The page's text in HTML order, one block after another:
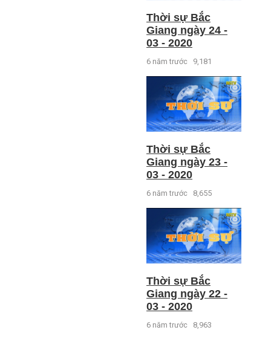
Thời sự Bắc
Giang ngày 24 -
03 - 2020
6 năm trước 9,181
Thời sự Bắc
Giang ngày 23 -
03 - 2020
6 năm trước 8,655
Thời sự Bắc
Giang ngày 22 -
03 - 2020
6 năm trước 8,963